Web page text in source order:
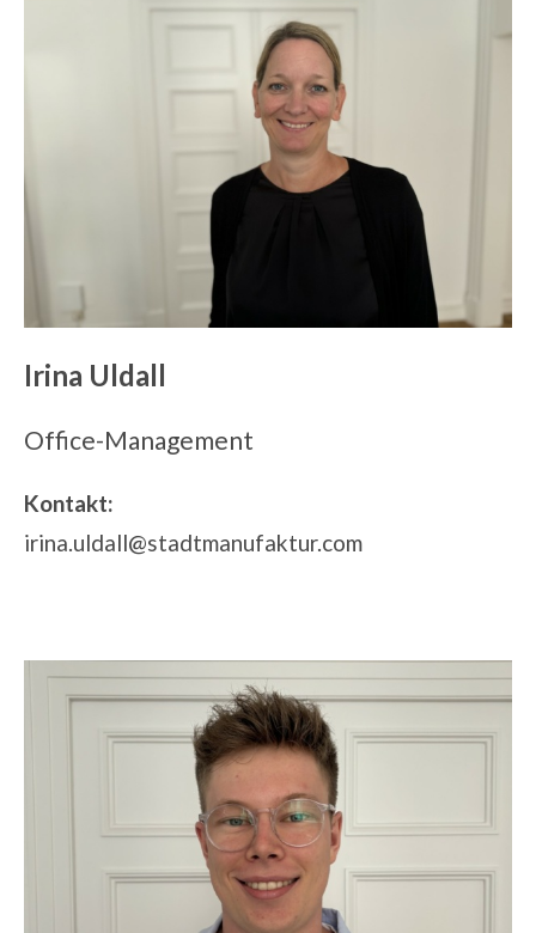
Irina Uldall
Office-Management
Kontakt:
irina.uldall@stadtmanufaktur.com